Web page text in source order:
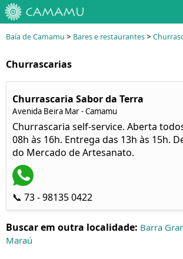
Baía de Camamu > Bares e restaurantes>
Churrascarias
Churrascaria Sabor da Terra
Avenida Beira Mar - Camamu
Churrascaria self-service. Aberta
08h às 16h. Entrega das 13h às 15h.
do Mercado de Artesanato.
📞 73 - 98135 0422
Buscar em outra localidade: Barra
Maraú